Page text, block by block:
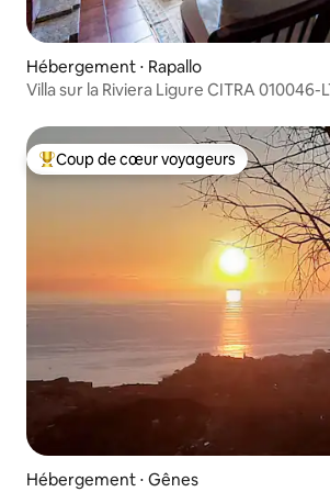
Hébergement ⋅ Rapallo
Villa sur la Riviera Ligure CITRA 010046-
Coups de cœur voyageurs les plus
Coup de cœur voyageurs
Hébergement ⋅ Gênes